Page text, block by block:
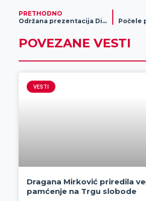
PRETHODNO
Održana prezentacija Dijagnostičke analize – ključnih nalaza i preporuka za Grad Zrenjanin u okviru projekta Reforma lokalnih finansija u Srbiji 3
POVEZANE VESTI
VESTI
Dragana Mirković priredila
pamćenje na Trgu slobode